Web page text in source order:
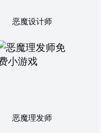
恶魔设计师
恶魔理发师